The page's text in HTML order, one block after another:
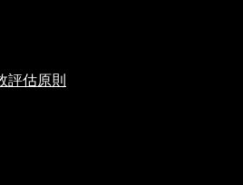
評估原則